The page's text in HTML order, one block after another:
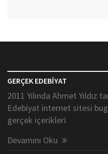
GERÇEK EDEBİYAT
2011 Yılında Ahmet Yıldız
Edebiyat internet sitesi
gerçek içerikleri
Devamını Oku